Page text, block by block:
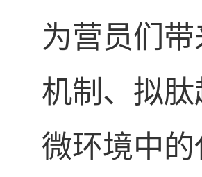
为营员们
机制、拟
微环境中